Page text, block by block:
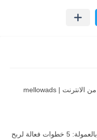
أفضل مواقع الربح من الانترنت | mellowads
الربح من التسويق بالعمولة: 5 خطوات فعالة لربح